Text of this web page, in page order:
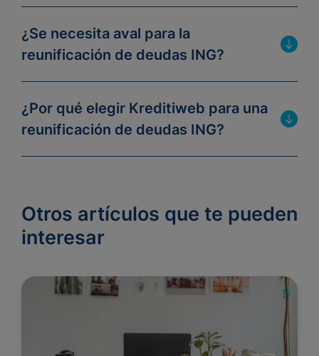
¿Se necesita aval para la
reunificación de deudas ING?
¿Por qué elegir Kreditiweb para una
reunificación de deudas ING?
Otros artículos que te pueden
interesar